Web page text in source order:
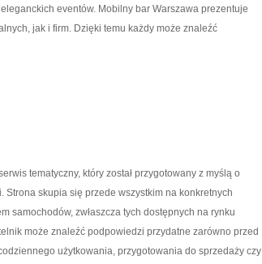
eventów. Mobilny bar Warszawa prezentuje
jak i firm. Dzięki temu każdy może znaleźć
tematyczny, który został przygotowany z myślą o
Strona skupia się przede wszystkim na konkretnych
samochodów, zwłaszcza tych dostępnych na rynku
może znaleźć podpowiedzi przydatne zarówno przed
użytkowania, przygotowania do sprzedaży czy